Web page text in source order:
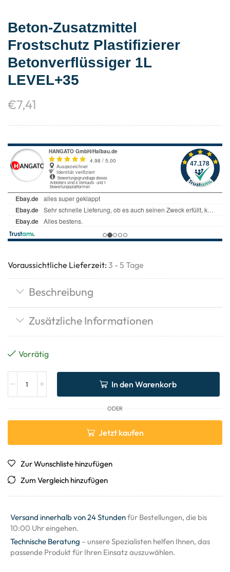
Beton-Zusatzmittel
Frostschutz Plastifizierer
Betonverflüssiger 1L
LEVEL+35
€7,41
Voraussichtliche Lieferzeit: 3 - 5 Tage
Beschreibung
Zusätzliche Informationen
Vorrätig
In den Warenkorb
ODER
Jetzt kaufen
Zur Wunschliste hinzufügen
Zum Vergleich hinzufügen
Versand innerhalb von 24 Stundenfür Bestellungen, die bis
10:00 Uhr eingehen.
Technische Beratung – unsere Spezialisten helfen Ihnen, das
passende Produkt für Ihren Einsatz auszuwählen.